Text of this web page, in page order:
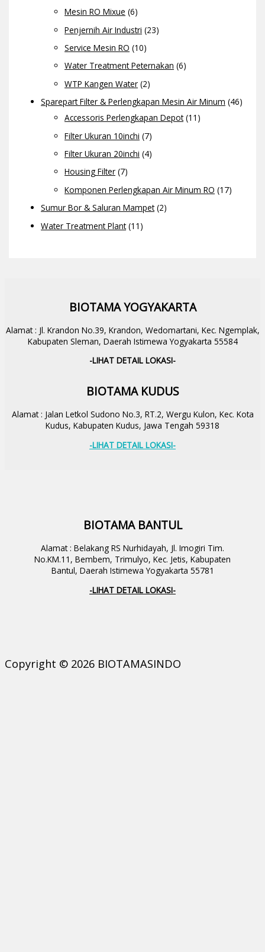
Mesin RO Mixue (6)
Penjernih Air Industri (23)
Service Mesin RO (10)
Water Treatment Peternakan (6)
WTP Kangen Water (2)
Sparepart Filter & Perlengkapan Mesin Air Minum (46)
Accessoris Perlengkapan Depot(11)
Filter Ukuran 10inchi (7)
Filter Ukuran 20inchi (4)
Housing Filter (7)
Komponen Perlengkapan Air Minum RO (17)
Sumur Bor & Saluran Mampet(2)
Water Treatment Plant(11)
BIOTAMA YOGYAKARTA
Alamat : Jl. Krandon No.39, Krandon, Wedomartani, Kec. Ngemplak,
Kabupaten Sleman, Daerah Istimewa Yogyakarta 55584
-LIHAT DETAIL LOKASI-
BIOTAMA KUDUS
Alamat : Jalan Letkol Sudono No.3, RT.2, Wergu Kulon, Kec. Kota
Kudus, Kabupaten Kudus, Jawa Tengah 59318
-LIHAT DETAIL LOKASI-
BIOTAMA BANTUL
Alamat : Belakang RS Nurhidayah, Jl. Imogiri Tim.
No.KM.11, Bembem, Trimulyo, Kec. Jetis, Kabupaten
Bantul, Daerah Istimewa Yogyakarta 55781
-LIHAT DETAIL LOKASI-
Copyright © 2026 BIOTAMASINDO